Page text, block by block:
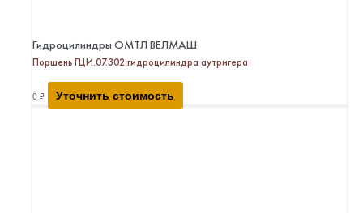
Гидроцилиндры ОМТЛ ВЕЛМАШ
Поршень ГЦИ.07.302 гидроцилиндра аутригера
0 ₽ Уточнить стоимость